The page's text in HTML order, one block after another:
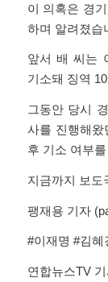
이 의혹은 경
하며 알려졌습
앞서 배 씨는
기소돼 징역
그동안 당시
사를 진행해
후 기소 여부
지금까지 보도
팽재용 기자
#이재명 #김혜
연합뉴스TV